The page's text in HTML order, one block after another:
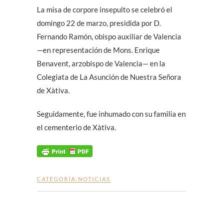
La misa de corpore insepulto se celebró el
domingo 22 de marzo, presidida por D.
Fernando Ramón, obispo auxiliar de Valencia
—en representación de Mons. Enrique
Benavent, arzobispo de Valencia— en la
Colegiata de La Asunción de Nuestra Señora
de Xàtiva.
Seguidamente, fue inhumado con su familia en
el cementerio de Xàtiva.
CATEGORÍA: NOTICIAS